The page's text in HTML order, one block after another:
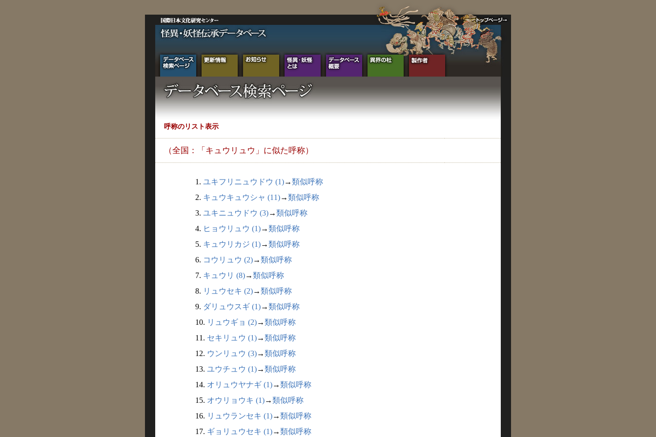
呼称のリスト表示
（全国：「キュウリュウ」に似た呼称）
1. ユキフリニュウドウ (1)→類似呼称
2. キュウキュウシャ (11)→類似呼称
3. ユキニュウドウ (3)→類似呼称
4. ヒョウリュウ (1)→類似呼称
5. キュウリカジ (1)→類似呼称
6. コウリュウ (2)→類似呼称
7. キュウリ (8)→類似呼称
8. リュウセキ (2)→類似呼称
9. ダリュウスギ (1)→類似呼称
10. リュウギョ (2)→類似呼称
11. セキリュウ (1)→類似呼称
12. ウンリュウ (3)→類似呼称
13. ユウチュウ (1)→類似呼称
14. オリュウヤナギ (1)→類似呼称
15. オウリョウキ (1)→類似呼称
16. リュウランセキ (1)→類似呼称
17. ギョリュウセキ (1)→類似呼称